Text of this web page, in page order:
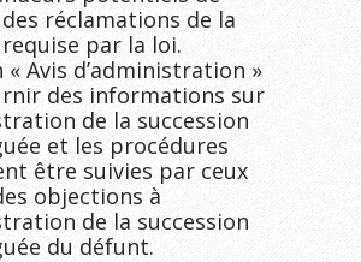
réclamations de la
par la loi.
Avis d’administration »
des informations sur
de la succession
et les procédures
être suivies par ceux
objections à
de la succession
du défunt.